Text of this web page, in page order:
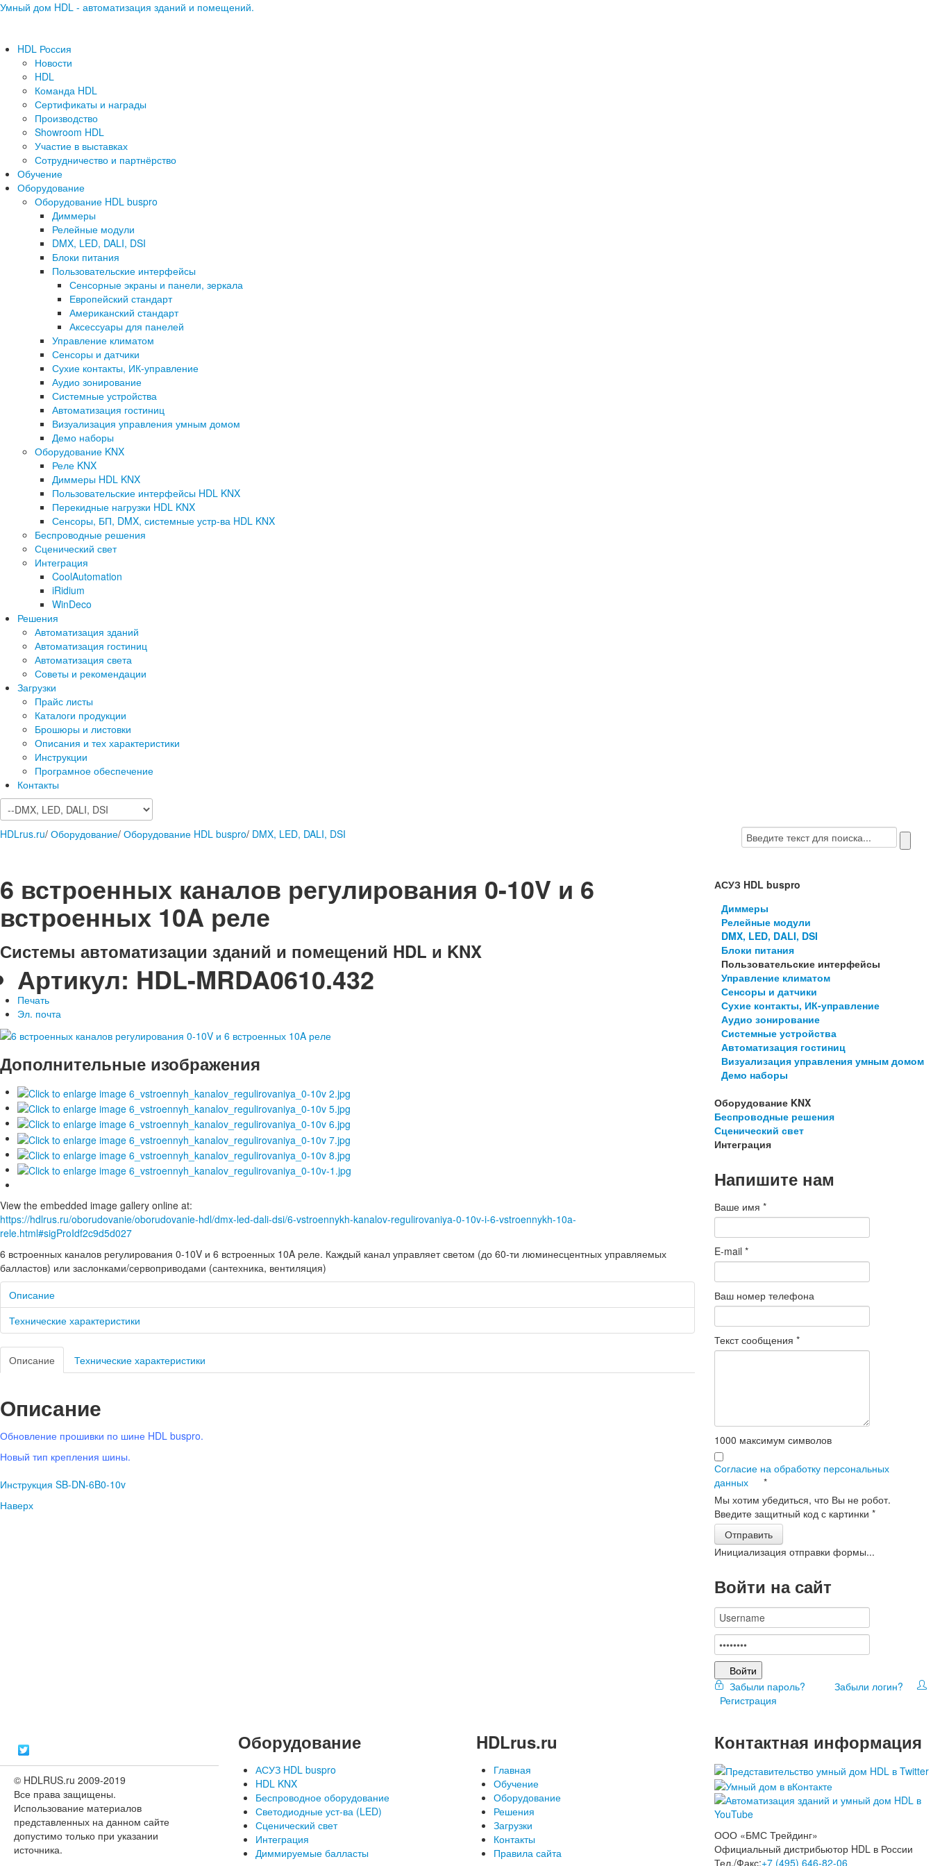
Умный дом HDL - автоматизация зданий и помещений.
HDL Россия
Новости
HDL
Команда HDL
Сертификаты и награды
Производство
Showroom HDL
Участие в выставках
Сотрудничество и партнёрство
Обучение
Оборудование
Оборудование HDL buspro
Диммеры
Релейные модули
DMX, LED, DALI, DSI
Блоки питания
Пользовательские интерфейсы
Сенсорные экраны и панели, зеркала
Европейский стандарт
Американский стандарт
Аксессуары для панелей
Управление климатом
Сенсоры и датчики
Сухие контакты, ИК-управление
Аудио зонирование
Системные устройства
Автоматизация гостиниц
Визуализация управления умным домом
Демо наборы
Оборудование KNX
Реле KNX
Диммеры HDL KNX
Пользовательские интерфейсы HDL KNX
Перекидные нагрузки HDL KNX
Сенсоры, БП, DMX, системные устр-ва HDL KNX
Беспроводные решения
Сценический свет
Интеграция
CoolAutomation
iRidium
WinDeco
Решения
Автоматизация зданий
Автоматизация гостиниц
Автоматизация света
Советы и рекомендации
Загрузки
Прайс листы
Каталоги продукции
Брошюры и листовки
Описания и тех характеристики
Инструкции
Програмное обеспечение
Контакты
HDLrus.ru/ Оборудование/ Оборудование HDL buspro/ DMX, LED, DALI, DSI
6 встроенных каналов регулирования 0-10V и 6
встроенных 10A реле
Системы автоматизации зданий и помещений HDL и KNX
Артикул: HDL-MRDA0610.432
Печать
Эл. почта
Дополнительные изображения
View the embedded image gallery online at:
https://hdlrus.ru/oborudovanie/oborudovanie-hdl/dmx-led-dali-dsi/6-vstroennykh-kanalov-regulirovaniya-0-10v-i-6-vstroennykh-10a-
rele.html#sigProIdf2c9d5d027
6 встроенных каналов регулирования 0-10V и 6 встроенных 10A реле. Каждый канал управляет светом (до 60-ти люминесцентных управляемых
балластов) или заслонками/сервоприводами (сантехника, вентиляция)
Описание
Технические характеристики
Описание Технические характеристики
Описание
Обновление прошивки по шине HDL buspro.
Новый тип крепления шины.
Инструкция SB-DN-6B0-10v
Наверх
АСУЗ HDL buspro
Диммеры
Релейные модули
DMX, LED, DALI, DSI
Блоки питания
Пользовательские интерфейсы
Управление климатом
Сенсоры и датчики
Сухие контакты, ИК-управление
Аудио зонирование
Системные устройства
Автоматизация гостиниц
Визуализация управления умным домом
Демо наборы
Оборудование KNX
Беспроводные решения
Сценический свет
Интеграция
Напишите нам
Ваше имя*
E-mail*
Ваш номер телефона
Текст сообщения*
1000 максимум символов
Согласие на обработку персональных
данных
*
Мы хотим убедиться, что Вы не робот.
Введите защитный код с картинки*
Отправить
Инициализация отправки формы...
Войти на сайт
Войти
Забыли пароль?
Забыли логин?
Регистрация
© HDLRUS.ru 2009-2019
Все права защищены.
Использование материалов
представленных на данном сайте
допустимо только при указании
источника.
Оборудование
АСУЗ HDL buspro
HDL KNX
Беспроводное оборудование
Светодиодные уст-ва (LED)
Сценический свет
Интеграция
Диммируемые балласты
HDLrus.ru
Главная
Обучение
Оборудование
Решения
Загрузки
Контакты
Правила сайта
Контактная информация
ООО «БМС Трейдинг»
Официальный дистрибьютор HDL в России
Тел./Факс:+7 (495) 646-82-06